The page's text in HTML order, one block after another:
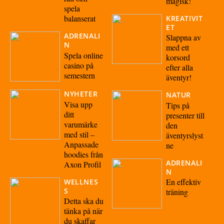
spela
balanserat
ADRENALI
N
Spela online
casino på
semestern
NYHETER
Visa upp
ditt
varumärke
med stil –
Anpassade
hoodies från
Axon Profil
WELLNES
S
Detta ska du
tänka på när
du skaffar
KREATIVIT
ET
Slappna av
med ett
korsord
efter alla
äventyr!
NATUR
Tips på
presenter till
den
äventyrslyst
ne
ADRENALI
N
En effektiv
träning